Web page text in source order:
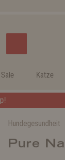
Sale Katze
Hundegesundheit
Pure